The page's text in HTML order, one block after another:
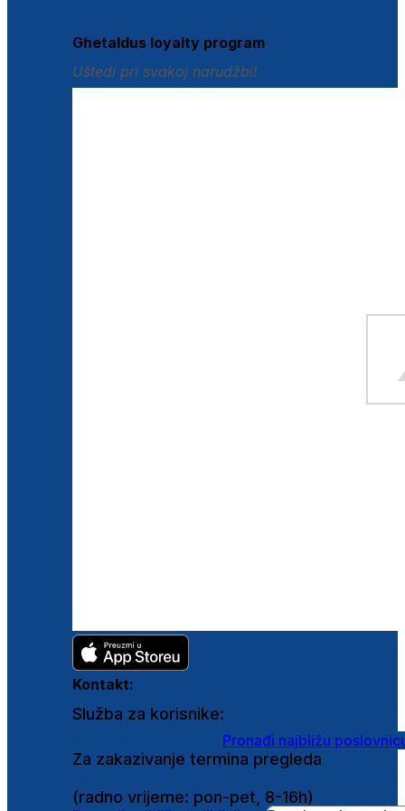
Ghetaldus loyalty program
Uštedi pri svakoj narudžbi!
Kontakt:
Služba za korisnike:
Pronađi najbližu
Za zakazivanje termina pregleda
(radno vrijeme: pon-pet, 8-16h)